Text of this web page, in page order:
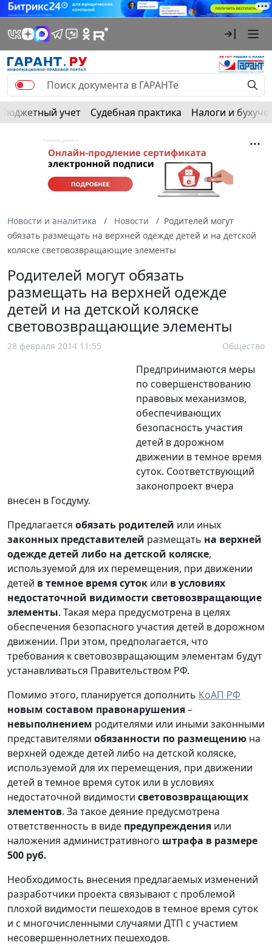
Бюджетный учет Судебная практика Налоги и
Новости и аналитика Новости
Родителей могут
обязать размещать на верхней одежде детей и на детской
коляске световозвращающие элементы
Родителей могут обязать
размещать на верхней одежде
детей и на детской коляске
световозвращающие элементы
28 февраля 2014 11:55 Общество
Предпринимаются меры
по совершенствованию
правовых механизмов,
обеспечивающих
безопасность участия
детей в дорожном
движении в темное время
суток. Соответствующий
законопроект вчера
внесен в Госдуму.
Предлагается обязать родителей или иных
законных представителей размещать на верхней
одежде детей либо на детской коляске,
используемой для их перемещения, при движении
детей в темное время суток или в условиях
недостаточной видимости световозвращающие
элементы. Такая мера предусмотрена в целях
обеспечения безопасного участия детей в дорожном
движении. При этом, предполагается, что
требования к световозвращающим элементам будут
устанавливаться Правительством РФ.
Помимо этого, планируется дополнить КоАП РФ
новым составом правонарушения–
невыполнением родителями или иными законными
представителями обязанности по размещению на
верхней одежде детей либо на детской коляске,
используемой для их перемещения, при движении
детей в темное время суток или в условиях
недостаточной видимости световозвращающих
элементов. За такое деяние предусмотрена
ответственность в виде предупреждения или
наложения административного штрафа в размере
500 руб.
Необходимость внесения предлагаемых изменений
разработчики проекта связывают с проблемой
плохой видимости пешеходов в темное время суток
и с многочисленными случаями ДТП с участием
несовершеннолетних пешеходов.